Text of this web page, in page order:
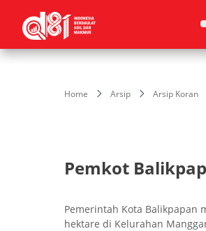
Home Arsip Arsip Koran
Pemkot
Pemerintah Kota Balikpapan
hektare di Kelurahan